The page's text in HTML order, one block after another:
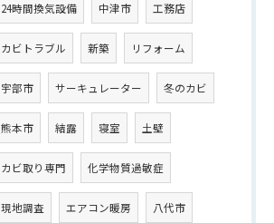
24時間換気設備 中津市 工務店
カビトラブル 新築 リフォーム
宇部市 サーキュレーター 冬のカビ
熊本市 結露 寝室 土壁
カビ取り専門 化学物質過敏症
現地調査 エアコン暖房 八代市